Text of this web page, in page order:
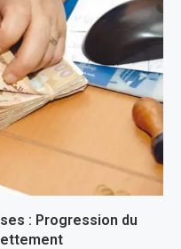
: Progression du